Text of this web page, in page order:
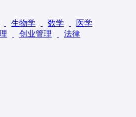
，并且与商界联系紧密，为科技创新
。生物学 数学
医学
创业管理
法律